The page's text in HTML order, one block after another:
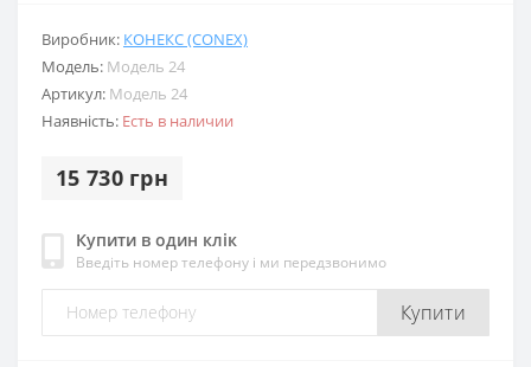
Виробник: КОНЕКС (CONEX)
Модель: Модель 24
Артикул: Модель 24
Наявність: Есть в наличии
15 730 грн
Купити в один клік
Введіть номер телефону і ми передзвонимо
Купити